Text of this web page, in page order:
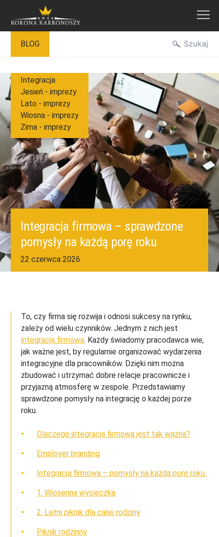
treści
BLOG
Integracja firmowa – sprawdzone
pomysły na każdą porę roku
22 czerwca 2026
Integracja
Jesień - imprezy
Lato - imprezy
Wiosna - imprezy
Zima - imprezy
To, czy firma się rozwija i odnosi sukcesy na rynku,
zależy od wielu czynników. Jednym z nich jest
integracja firmowa. Każdy świadomy pracodawca wie,
jak ważne jest, by regularnie organizować wydarzenia
integracyjne dla pracowników. Dzięki nim można
zbudować i utrzymać dobre relacje pracownicze i
przyjazną atmosferę w zespole. Przedstawiamy
sprawdzone pomysły na integrację o każdej porze
roku.
Dlaczego integracja firmowa jest tak ważna?
Employer branding
Integracja firmowa – pomysły na każdą porę roku
1. Wiosenna wycieczka
2. Letni piknik dla całej rodziny
Piknik rodzinny